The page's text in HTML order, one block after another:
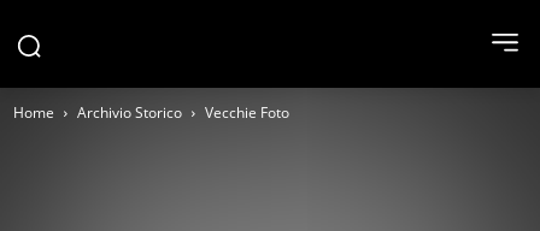
Home Archivio Storico Vecchie Foto